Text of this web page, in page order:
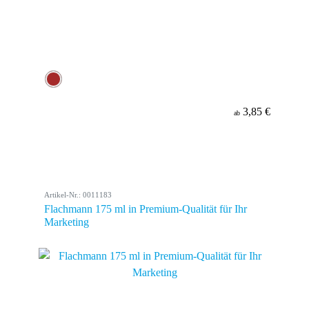
ab 3,85 €
Artikel-Nr.: 0011183
Flachmann 175 ml in Premium-Qualität für Ihr
Marketing